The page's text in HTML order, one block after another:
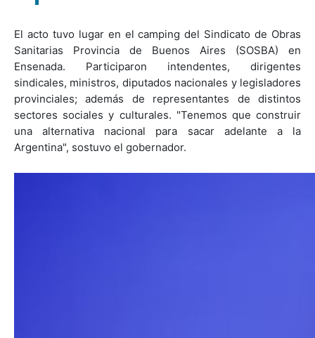
El acto tuvo lugar en el camping del Sindicato de Obras
Sanitarias Provincia de Buenos Aires (SOSBA) en
Ensenada. Participaron intendentes, dirigentes
sindicales, ministros, diputados nacionales y legisladores
provinciales; además de representantes de distintos
sectores sociales y culturales. "Tenemos que construir
una alternativa nacional para sacar adelante a la
Argentina", sostuvo el gobernador.